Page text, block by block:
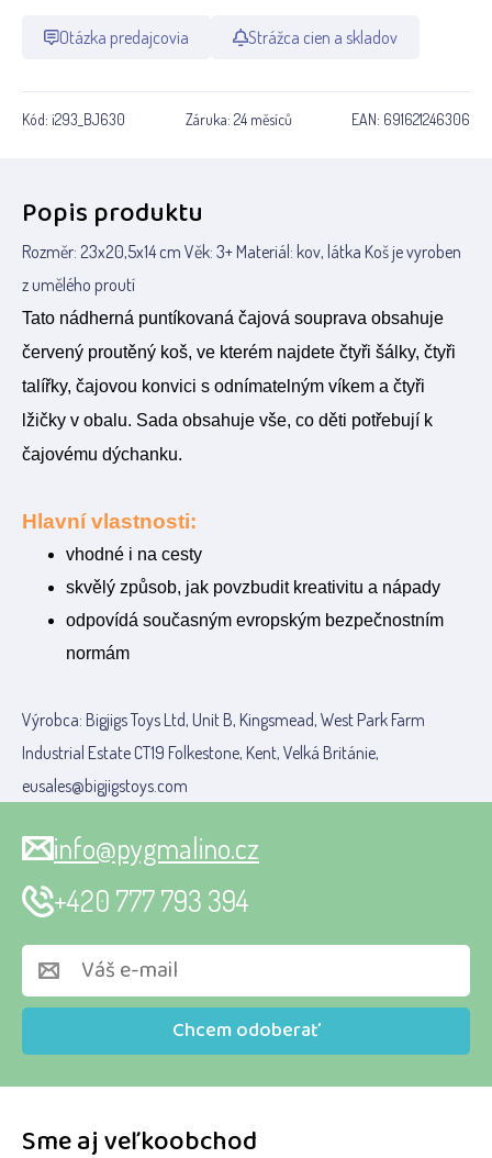
Otázka predajcovia Strážca cien a skladov
Kód: i293_BJ630 Záruka: 24 měsíců EAN: 691621246306
Popis produktu
Rozměr: 23x20,5x14 cm Věk: 3+ Materiál: kov, látka Koš je vyroben
z umělého proutí
Tato nádherná puntíkovaná čajová souprava obsahuje
červený proutěný koš, ve kterém najdete čtyři šálky, čtyři
talířky, čajovou konvici s odnímatelným víkem a čtyři
lžičky v obalu. Sada obsahuje vše, co děti potřebují k
čajovému dýchanku.
Hlavní vlastnosti:
vhodné i na cesty
skvělý způsob, jak povzbudit kreativitu a nápady
odpovídá současným evropským bezpečnostním
normám
Výrobca: Bigjigs Toys Ltd, Unit B, Kingsmead, West Park Farm
Industrial Estate CT19 Folkestone, Kent, Velká Británie,
eusales@bigjigstoys.com
Sme aj veľkoobchod
Chcem odoberať
info@pygmalino.cz
+420 777 793 394